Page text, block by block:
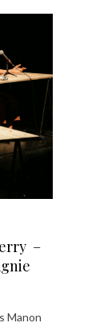
–
Manon